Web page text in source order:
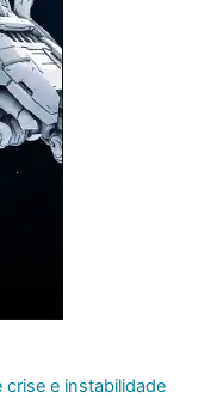
e instabilidade